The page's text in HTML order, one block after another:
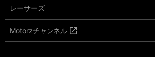
レーサーズ
Motorzチャンネル